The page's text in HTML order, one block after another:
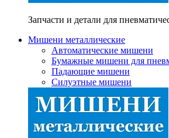
Запчасти и детали для
Мишени металлические
Автоматические мишени
Бумажные мишени для
Падающие мишени
Силуэтные мишени